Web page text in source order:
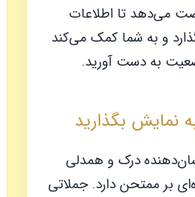
می‌دهد تا اطلاعات
و به شما کمک می‌کند
به دست آورید.
درک و همدلی
بر ممتحن دارد. جملاتی